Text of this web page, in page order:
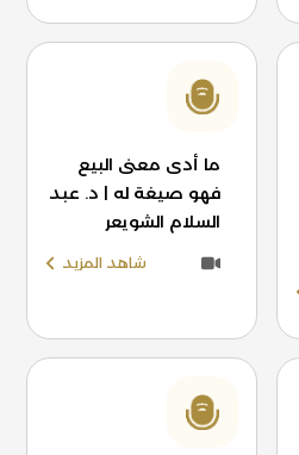
ما أدى معنى البيع
فهو صيغة له | د. عبد
السلام الشويعر
شاهد المزيد